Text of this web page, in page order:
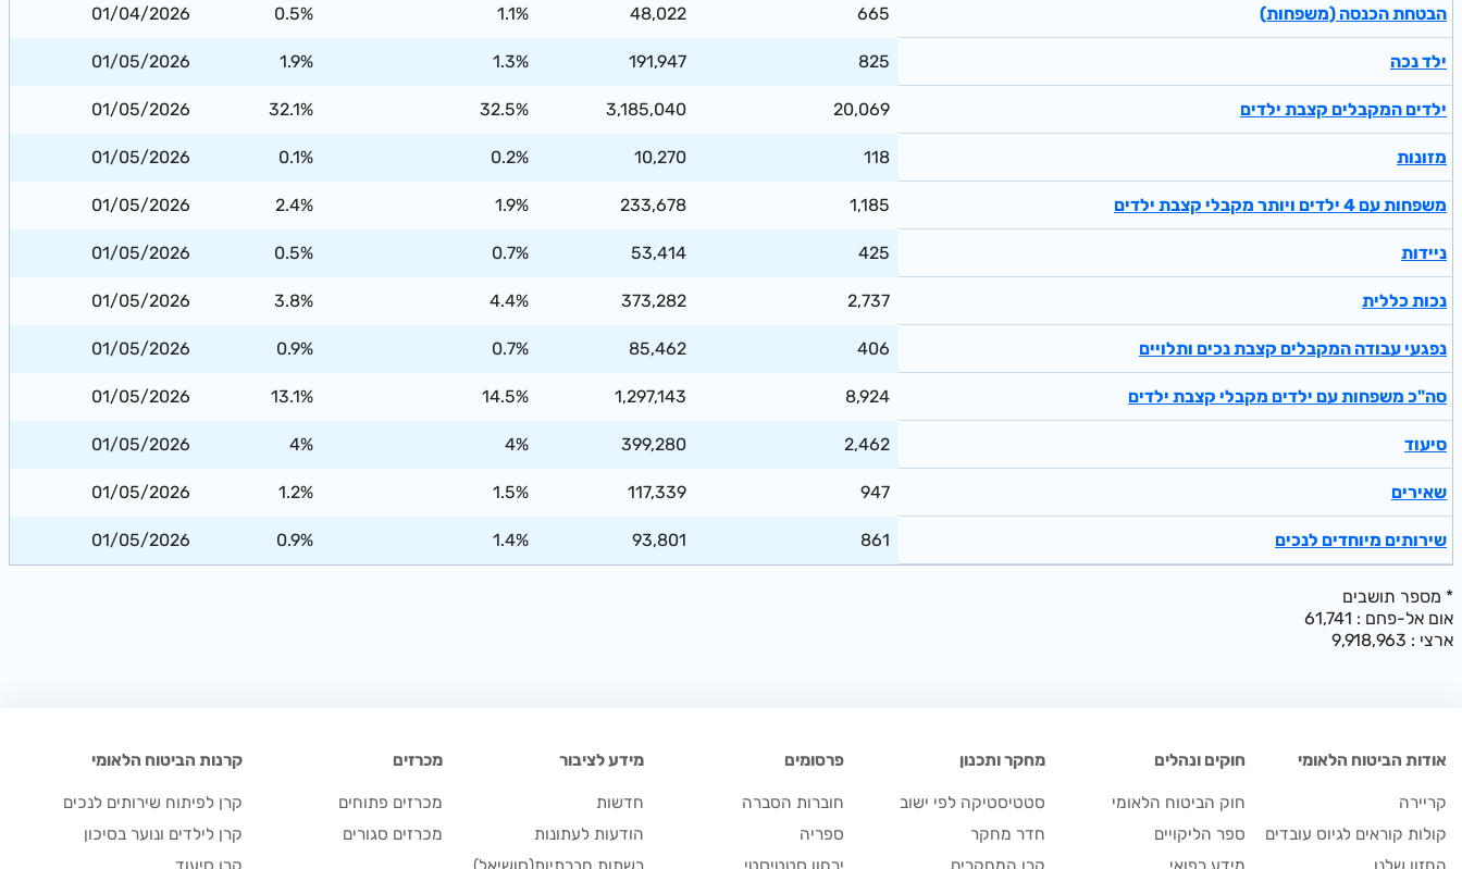
הבטחת הכנסה (משפחות) 665
48,022
1.1%
0.5%
01/04/2026
ילד נכה 825
191,947
1.3%
1.9%
01/05/2026
ילדים המקבלים קצבת ילדים 20,069
3,185,040
32.5%
32.1%
01/05/2026
מזונות 118
10,270
0.2%
0.1%
01/05/2026
משפחות עם 4 ילדים ויותר מקבלי קצבת ילדים 1,185
233,678
1.9%
2.4%
01/05/2026
ניידות 425
53,414
0.7%
0.5%
01/05/2026
נכות כללית 2,737
373,282
4.4%
3.8%
01/05/2026
נפגעי עבודה המקבלים קצבת נכים ותלויים 406
85,462
0.7%
0.9%
01/05/2026
סה"כ משפחות עם ילדים מקבלי קצבת ילדים 8,924
1,297,143
14.5%
13.1%
01/05/2026
סיעוד 2,462
399,280
4%
4%
01/05/2026
שאירים 947
117,339
1.5%
1.2%
01/05/2026
שירותים מיוחדים לנכים 861
93,801
1.4%
0.9%
01/05/2026
מספר תושבים *
אום אל-פחם : 61,741
ארצי : 9,918,963
אודות הביטוח הלאומי
קריירה
קולות קוראים לגיוס עובדים
חוקים ונהלים
חוק הביטוח הלאומי
ספר הליקויים
מחקר ותכנון
סטטיסטיקה לפי ישוב
חדר מחקר
פרסומים
חוברות הסברה
ספריה
מידע לציבור
חדשות
הודעות לעתונות
מכרזים
מכרזים פתוחים
מכרזים סגורים
קרנות הביטוח הלאומי
קרן לפיתוח שירותים לנכים
קרן לילדים ונוער בסיכון